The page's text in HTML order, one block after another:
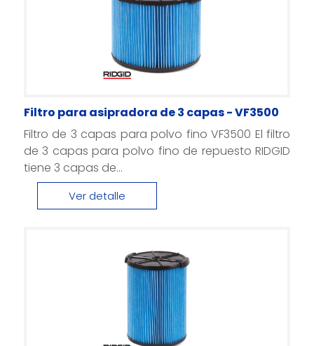
Filtro para asipradora de 3 capas - VF3500
Filtro de 3 capas para polvo fino VF3500 El filtro
de 3 capas para polvo fino de repuesto RIDGID
tiene 3 capas de...
Ver detalle